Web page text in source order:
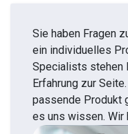
Sie haben Fragen
ein individuelles
Specialists stehen
Erfahrung zur
passende Produkt
es uns wissen. Wir